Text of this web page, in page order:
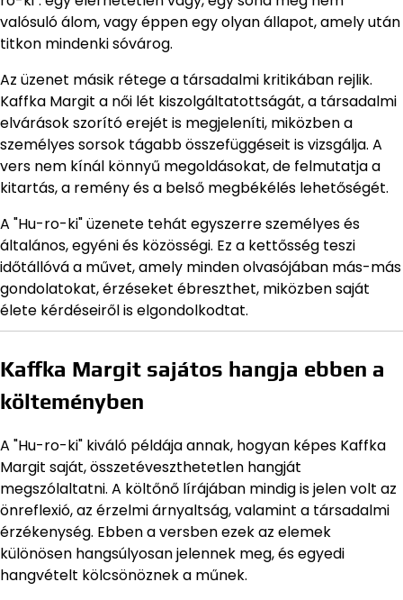
valósuló álom, vagy éppen egy olyan állapot, amely után
titkon mindenki sóvárog.
Az üzenet másik rétege a társadalmi kritikában rejlik.
Kaffka Margit a női lét kiszolgáltatottságát, a társadalmi
elvárások szorító erejét is megjeleníti, miközben a
személyes sorsok tágabb összefüggéseit is vizsgálja. A
vers nem kínál könnyű megoldásokat, de felmutatja a
kitartás, a remény és a belső megbékélés lehetőségét.
A "Hu-ro-ki" üzenete tehát egyszerre személyes és
általános, egyéni és közösségi. Ez a kettősség teszi
időtállóvá a művet, amely minden olvasójában más-más
gondolatokat, érzéseket ébreszthet, miközben saját
élete kérdéseiről is elgondolkodtat.
Kaffka Margit sajátos hangja ebben a
költeményben
A "Hu-ro-ki" kiváló példája annak, hogyan képes Kaffka
Margit saját, összetéveszthetetlen hangját
megszólaltatni. A költőnő lírájában mindig is jelen volt az
önreflexió, az érzelmi árnyaltság, valamint a társadalmi
érzékenység. Ebben a versben ezek az elemek
különösen hangsúlyosan jelennek meg, és egyedi
hangvételt kölcsönöznek a műnek.